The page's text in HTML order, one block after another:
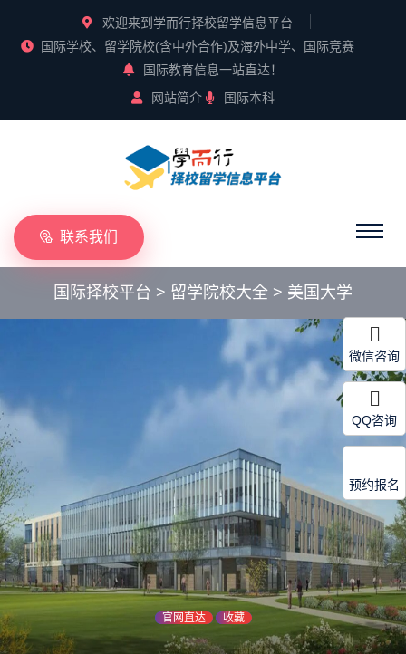
欢迎来到学而行择校留学信息平台
国际学校、留学院校(含中外合作)及海外中学、国际竞赛
国际教育信息一站直达！
网站简介
国际本科
联系我们
国际择校平台 > 留学院校大全 > 美国大学
官网直达 收藏
微信咨询
QQ咨询
预约报名